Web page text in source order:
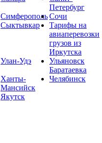
Петербург
СимферопольСочи
Сыктывкар
Тарифы на
авиаперевозки
грузов из
Иркутска
Улан-Удэ
Ульяновск
Баратаевка
Ханты-
Мансийск
Челябинск
Якутск